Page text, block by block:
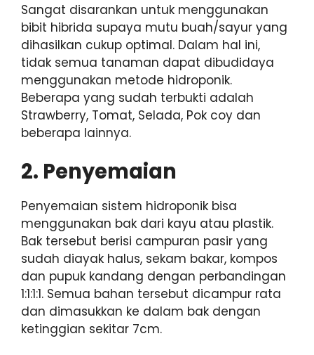
Sangat disarankan untuk menggunakan
bibit hibrida supaya mutu buah/sayur yang
dihasilkan cukup optimal. Dalam hal ini,
tidak semua tanaman dapat dibudidaya
menggunakan metode hidroponik.
Beberapa yang sudah terbukti adalah
Strawberry, Tomat, Selada, Pok coy dan
beberapa lainnya.
2. Penyemaian
Penyemaian sistem hidroponik bisa
menggunakan bak dari kayu atau plastik.
Bak tersebut berisi campuran pasir yang
sudah diayak halus, sekam bakar, kompos
dan pupuk kandang dengan perbandingan
1:1:1:1. Semua bahan tersebut dicampur rata
dan dimasukkan ke dalam bak dengan
ketinggian sekitar 7cm.